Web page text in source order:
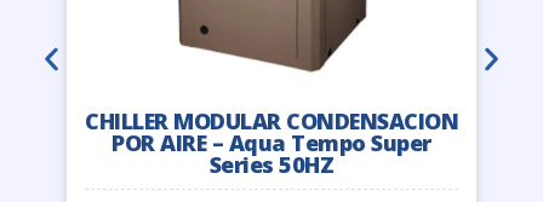
CHILLER MODULAR CONDENSACION
POR AIRE – Aqua Tempo Super
Series 50HZ